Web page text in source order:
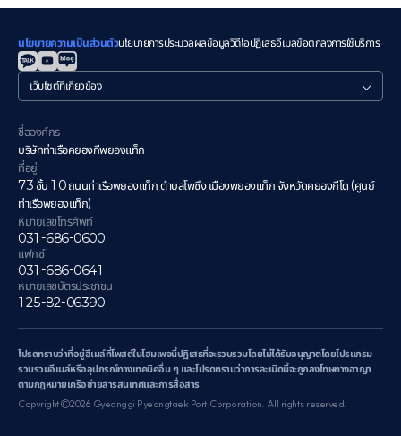
นโยบายความเป็นส่วนตัวนโยบายการประมวลผลข้อมูลวิดีโอปฏิเสธอีเมลข้อตกลงการใช้บริการ
관
련
이
트
ชื่อองค์กร
บริษัทท่าเรือคยองกีพยองแท็ก
ที่อยู่
73 ชั้น 10 ถนนท่าเรือพยองแท็ก ตำบลโพซึง เมืองพยองแท็ก จังหวัดคยองกีโด (ศูนย์
ท่าเรือพยองแท็ก)
หมายเลขโทรศัพท์
031-686-0600
แฟกซ์
031-686-0641
หมายเลขบัตรประชาชน
125-82-06390
โปรดทราบว่าที่อยู่อีเมล์ที่โพสต์ในโฮมเพจนี้ปฏิเสธที่จะรวบรวมโดยไม่ได้รับอนุญาตโดยโปรแกรม
รวบรวมอีเมล์หรืออุปกรณ์ทางเทคนิคอื่น ๆ และโปรดทราบว่าการละเมิดนี้จะถูกลงโทษทางอาญา
ตามกฎหมายเครือข่ายสารสนเทศและการสื่อสาร
Copyright©2026 Gyeonggi Pyeongtaek Port Corporation. All rights reserved.